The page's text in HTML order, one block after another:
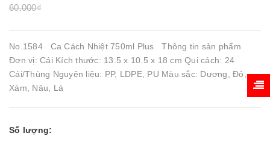
60.000₫
No.1584 Ca Cách Nhiệt 750ml Plus Thông tin sản phẩm
Đơn vị: Cái Kích thước: 13.5 x 10.5 x 18 cm Qui cách: 24
Cái/Thùng Nguyên liệu: PP, LDPE, PU Màu sắc: Dương, Đỏ,
Xám, Nâu, Lá
Số lượng: